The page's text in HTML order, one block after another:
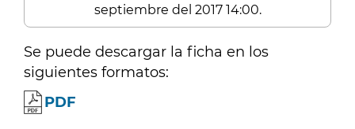
septiembre del 2017 14:00.
Se puede descargar la ficha en los
siguientes formatos:
PDF